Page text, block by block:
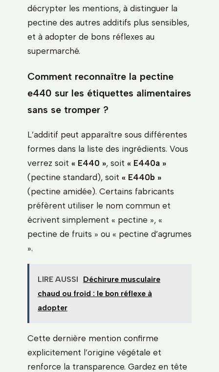
décrypter les mentions, à distinguer la
pectine des autres additifs plus sensibles,
et à adopter de bons réflexes au
supermarché.
Comment reconnaître la pectine
e440 sur les étiquettes alimentaires
sans se tromper ?
L’additif peut apparaître sous différentes
formes dans la liste des ingrédients. Vous
verrez soit « E440 », soit « E440a »
(pectine standard), soit « E440b »
(pectine amidée). Certains fabricants
préfèrent utiliser le nom commun et
écrivent simplement « pectine », «
pectine de fruits » ou « pectine d’agrumes
».
LIRE AUSSI
Déchirure musculaire
chaud ou froid : le bon réflexe à
adopter
Cette dernière mention confirme
explicitement l’origine végétale et
renforce la transparence. Gardez en tête